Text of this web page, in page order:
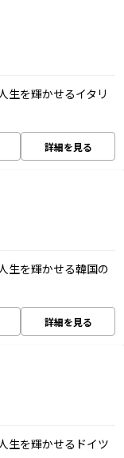
生を輝かせるイタリ
詳細を見る
生を輝かせる韓国の
詳細を見る
生を輝かせるドイツ